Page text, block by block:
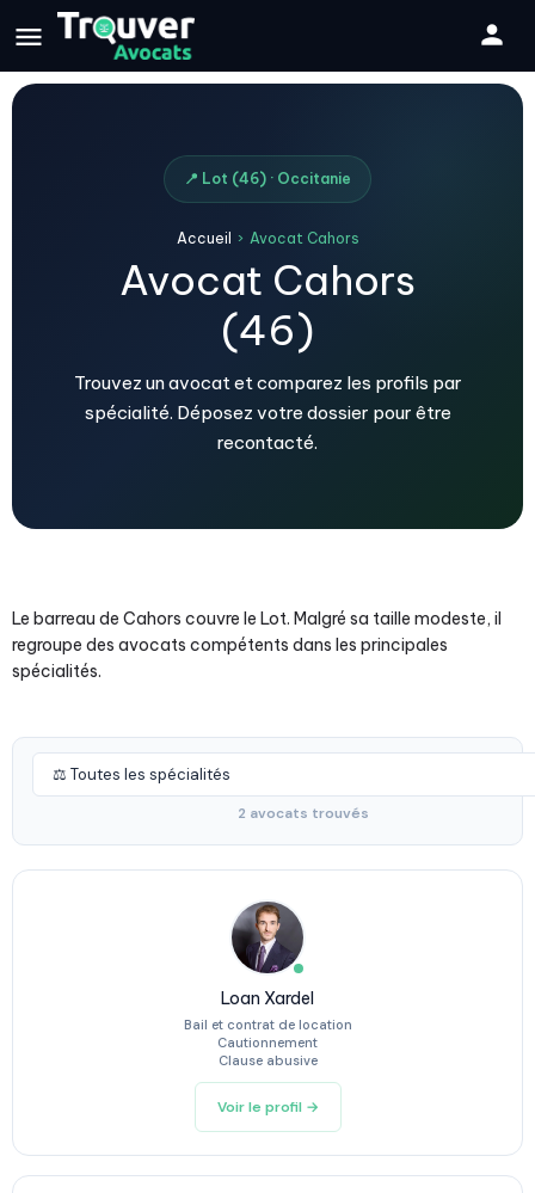
📍 Lot (46) · Occitanie
Accueil › Avocat Cahors
Avocat Cahors
(46)
Trouvez un avocat et comparez les profils par
spécialité. Déposez votre dossier pour être
recontacté.
Le barreau de Cahors couvre le Lot. Malgré sa taille modeste, il
regroupe des avocats compétents dans les principales
spécialités.
2 avocats trouvés
Loan Xardel
Bail et contrat de location
Cautionnement
Clause abusive
Voir le profil →